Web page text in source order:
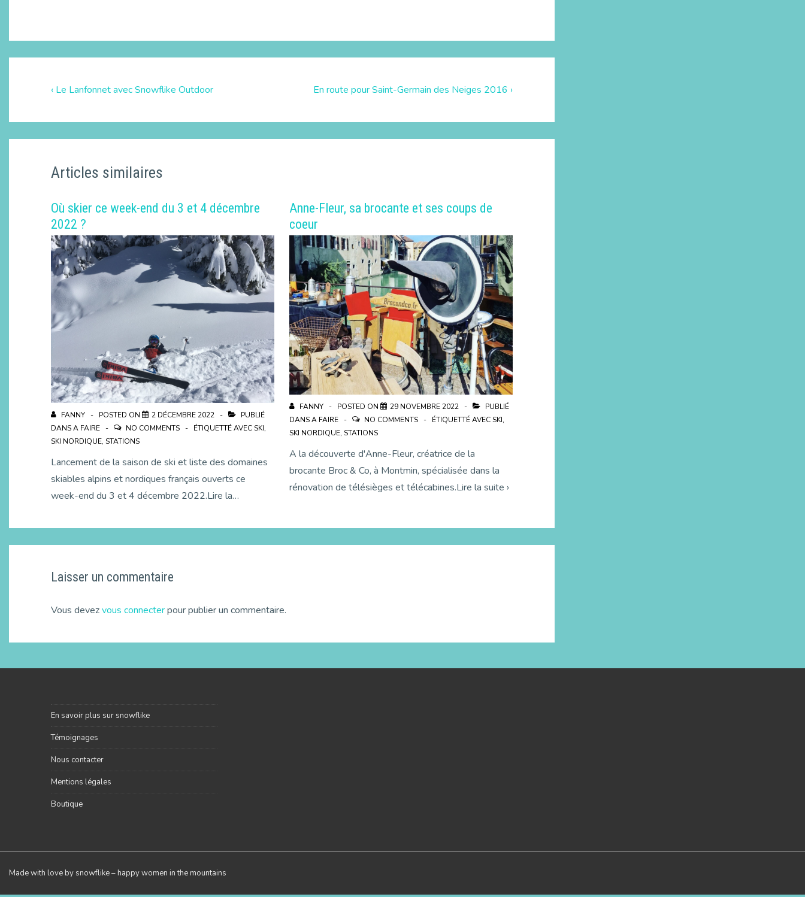
‹ Le Lanfonnet avec Snowflike Outdoor En route pour Saint-Germain des Neiges 2016 ›
Articles similaires
Où skier ce week-end du 3 et 4 décembre
2022 ?
FANNY POSTED ON 2 DÉCEMBRE 2022
PUBLIÉ
DANSA FAIRE NO COMMENTS ÉTIQUETTÉ AVECSKI,
SKI NORDIQUE, STATIONS
Lancement de la saison de ski et liste des domaines
skiables alpins et nordiques français ouverts ce
week-end du 3 et 4 décembre 2022.Lire la…
Anne-Fleur, sa brocante et ses coups de
coeur
FANNY POSTED ON 29 NOVEMBRE 2022
PUBLIÉ
DANSA FAIRE NO COMMENTS ÉTIQUETTÉ AVECSKI,
SKI NORDIQUE, STATIONS
A la découverte d'Anne-Fleur, créatrice de la
brocante Broc & Co, à Montmin, spécialisée dans la
rénovation de télésièges et télécabines.Lire la suite ›
Laisser un commentaire
Vous devezvous connecterpour publier un commentaire.
En savoir plus sur snowflike
Témoignages
Nous contacter
Mentions légales
Boutique
Made with love by snowflike – happy women in the mountains